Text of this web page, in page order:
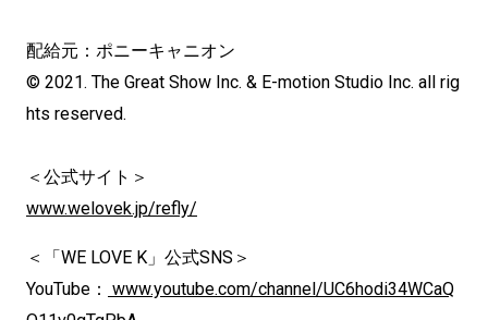
配給元：ポニーキャニオン
© 2021. The Great Show Inc. & E-motion Studio Inc. all rig
hts reserved.
＜公式サイト＞
www.welovek.jp/refly/
＜「WE LOVE K」公式SNS＞
YouTube： www.youtube.com/channel/UC6hodi34WCaQ